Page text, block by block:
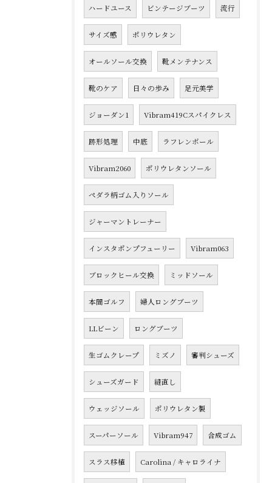
ハードユース ビンテージブーツ 流行
サイズ感 ポリウレタン
オールソール交換 靴メンテナンス
靴のケア 日々の歩み 足元美学
ジョーダン1 Vibram419Cスパイクレス
跡形処理 中底 ラフレンボール
Vibram2060 ポリウレタンソール
ペダラ柄ゴム入りソール
ジャーマントレーナー
インスタポンプフューリー Vibram063
ブロックヒール交換 ミッドソール
本間ゴルフ 婦人ロングブーツ
LLビーン ロングブーツ
生ゴムクレープ ミズノ 審判シューズ
シューズガード 縫直し
ウェッジソール ポリウレタン製
スーパーソール Vibram947 合成ゴム
スラス移植 Carolina / キャロライナ